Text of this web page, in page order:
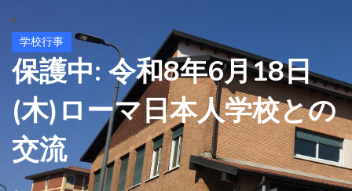
学校行事
保護中: 令和8年6月18日
(木)ローマ日本人学校との
交流